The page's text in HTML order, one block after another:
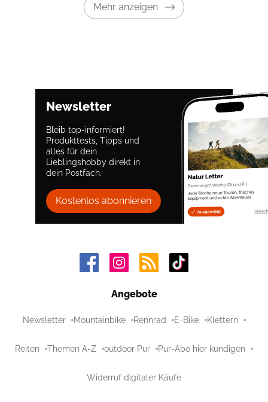
Mehr anzeigen
Newsletter
Bleib top-informiert!
Produkttests, Tipps und
alles für dein
Lieblingshobby direkt in
dein Postfach.
Kostenlos abonnieren
Angebote
Newsletter Mountainbike Rennrad E-Bike Klettern
Reiten Themen A-Z outdoor Pur Pur-Abo hier kündigen
Widerruf digitaler Käufe